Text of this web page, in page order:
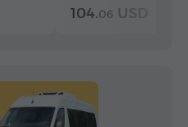
104.06 USD